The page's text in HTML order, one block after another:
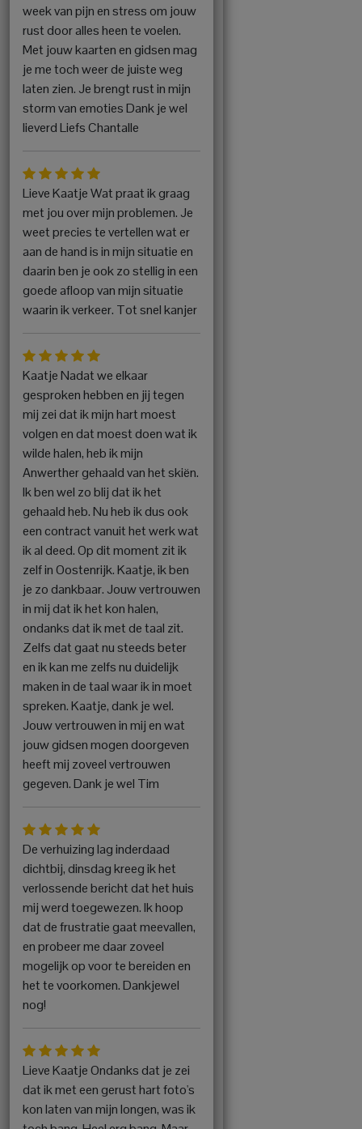
week van pijn en stress om jouw
rust door alles heen te voelen.
Met jouw kaarten en gidsen mag
je me toch weer de juiste weg
laten zien. Je brengt rust in mijn
storm van emoties Dank je wel
lieverd Liefs Chantalle
Lieve Kaatje Wat praat ik graag
met jou over mijn problemen. Je
weet precies te vertellen wat er
aan de hand is in mijn situatie en
daarin ben je ook zo stellig in een
goede afloop van mijn situatie
waarin ik verkeer. Tot snel kanjer
Kaatje Nadat we elkaar
gesproken hebben en jij tegen
mij zei dat ik mijn hart moest
volgen en dat moest doen wat ik
wilde halen, heb ik mijn
Anwerther gehaald van het skiën.
Ik ben wel zo blij dat ik het
gehaald heb. Nu heb ik dus ook
een contract vanuit het werk wat
ik al deed. Op dit moment zit ik
zelf in Oostenrijk. Kaatje, ik ben
je zo dankbaar. Jouw vertrouwen
in mij dat ik het kon halen,
ondanks dat ik met de taal zit.
Zelfs dat gaat nu steeds beter
en ik kan me zelfs nu duidelijk
maken in de taal waar ik in moet
spreken. Kaatje, dank je wel.
Jouw vertrouwen in mij en wat
jouw gidsen mogen doorgeven
heeft mij zoveel vertrouwen
gegeven. Dank je wel Tim
De verhuizing lag inderdaad
dichtbij, dinsdag kreeg ik het
verlossende bericht dat het huis
mij werd toegewezen. Ik hoop
dat de frustratie gaat meevallen,
en probeer me daar zoveel
mogelijk op voor te bereiden en
het te voorkomen. Dankjewel
nog!
Lieve Kaatje Ondanks dat je zei
dat ik met een gerust hart foto's
kon laten van mijn longen, was ik